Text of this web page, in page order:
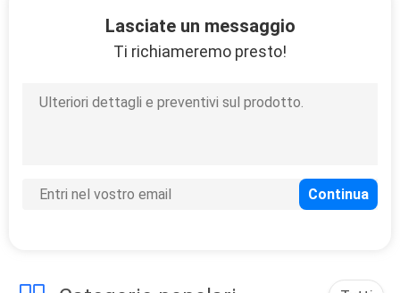
Lasciate un messaggio
Ti richiameremo presto!